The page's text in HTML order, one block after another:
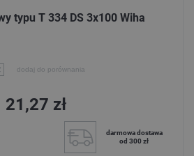
typu T 334 DS 3x100 Wiha
dodaj do porównania
21,27 zł
darmowa dostawa
od 300 zł